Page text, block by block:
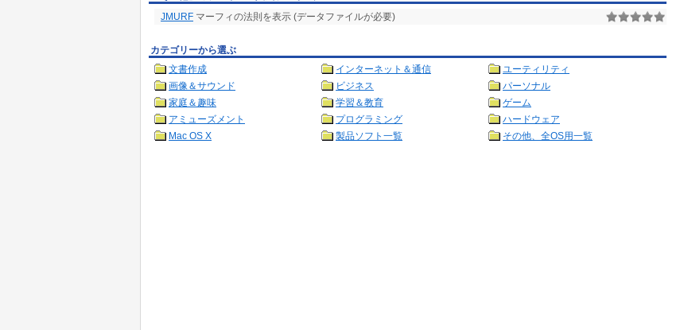
JMURF マーフィの法則を表示 (データファイルが必要)
カテゴリーから選ぶ
文書作成
インターネット＆通信
ユーティリティ
画像＆サウンド
ビジネス
パーソナル
家庭＆趣味
学習＆教育
ゲーム
アミューズメント
プログラミング
ハードウェア
Mac OS X
製品ソフト一覧 その他、全OS用一覧